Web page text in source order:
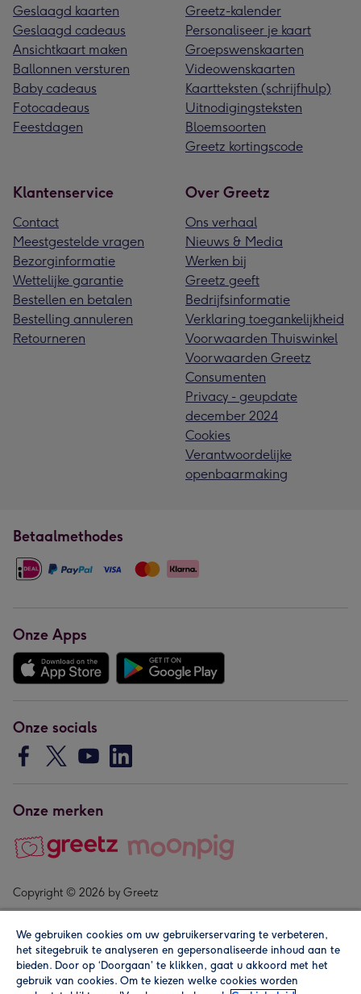
Geslaagd kaarten
Geslaagd cadeaus
Ansichtkaart maken
Ballonnen versturen
Baby cadeaus
Fotocadeaus
Feestdagen
Greetz-kalender
Personaliseer je kaart
Groepswenskaarten
Videowenskaarten
Kaartteksten (schrijfhulp)
Uitnodigingsteksten
Bloemsoorten
Greetz kortingscode
Klantenservice
Contact
Meestgestelde vragen
Bezorginformatie
Wettelijke garantie
Bestellen en betalen
Bestelling annuleren
Retourneren
Over Greetz
Ons verhaal
Nieuws & Media
Werken bij
Greetz geeft
Bedrijfsinformatie
Verklaring toegankelijkheid
Voorwaarden Thuiswinkel
Voorwaarden Greetz
Consumenten
Privacy - geupdate
december 2024
Cookies
Verantwoordelijke
openbaarmaking
Betaalmethodes
Onze Apps
Onze socials
Onze merken
Copyright © 2026 by Greetz
We gebruiken cookies om uw gebruikerservaring te verbeteren,
het sitegebruik te analyseren en gepersonaliseerde inhoud aan te
bieden. Door op ‘Doorgaan’ te klikken, gaat u akkoord met het
gebruik van cookies. Om te kiezen welke cookies worden